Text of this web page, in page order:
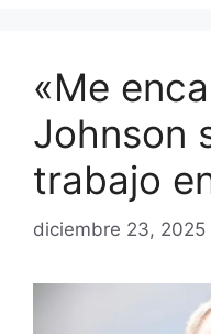
«Me
Johnson
trabajo
diciembre 23, 2025